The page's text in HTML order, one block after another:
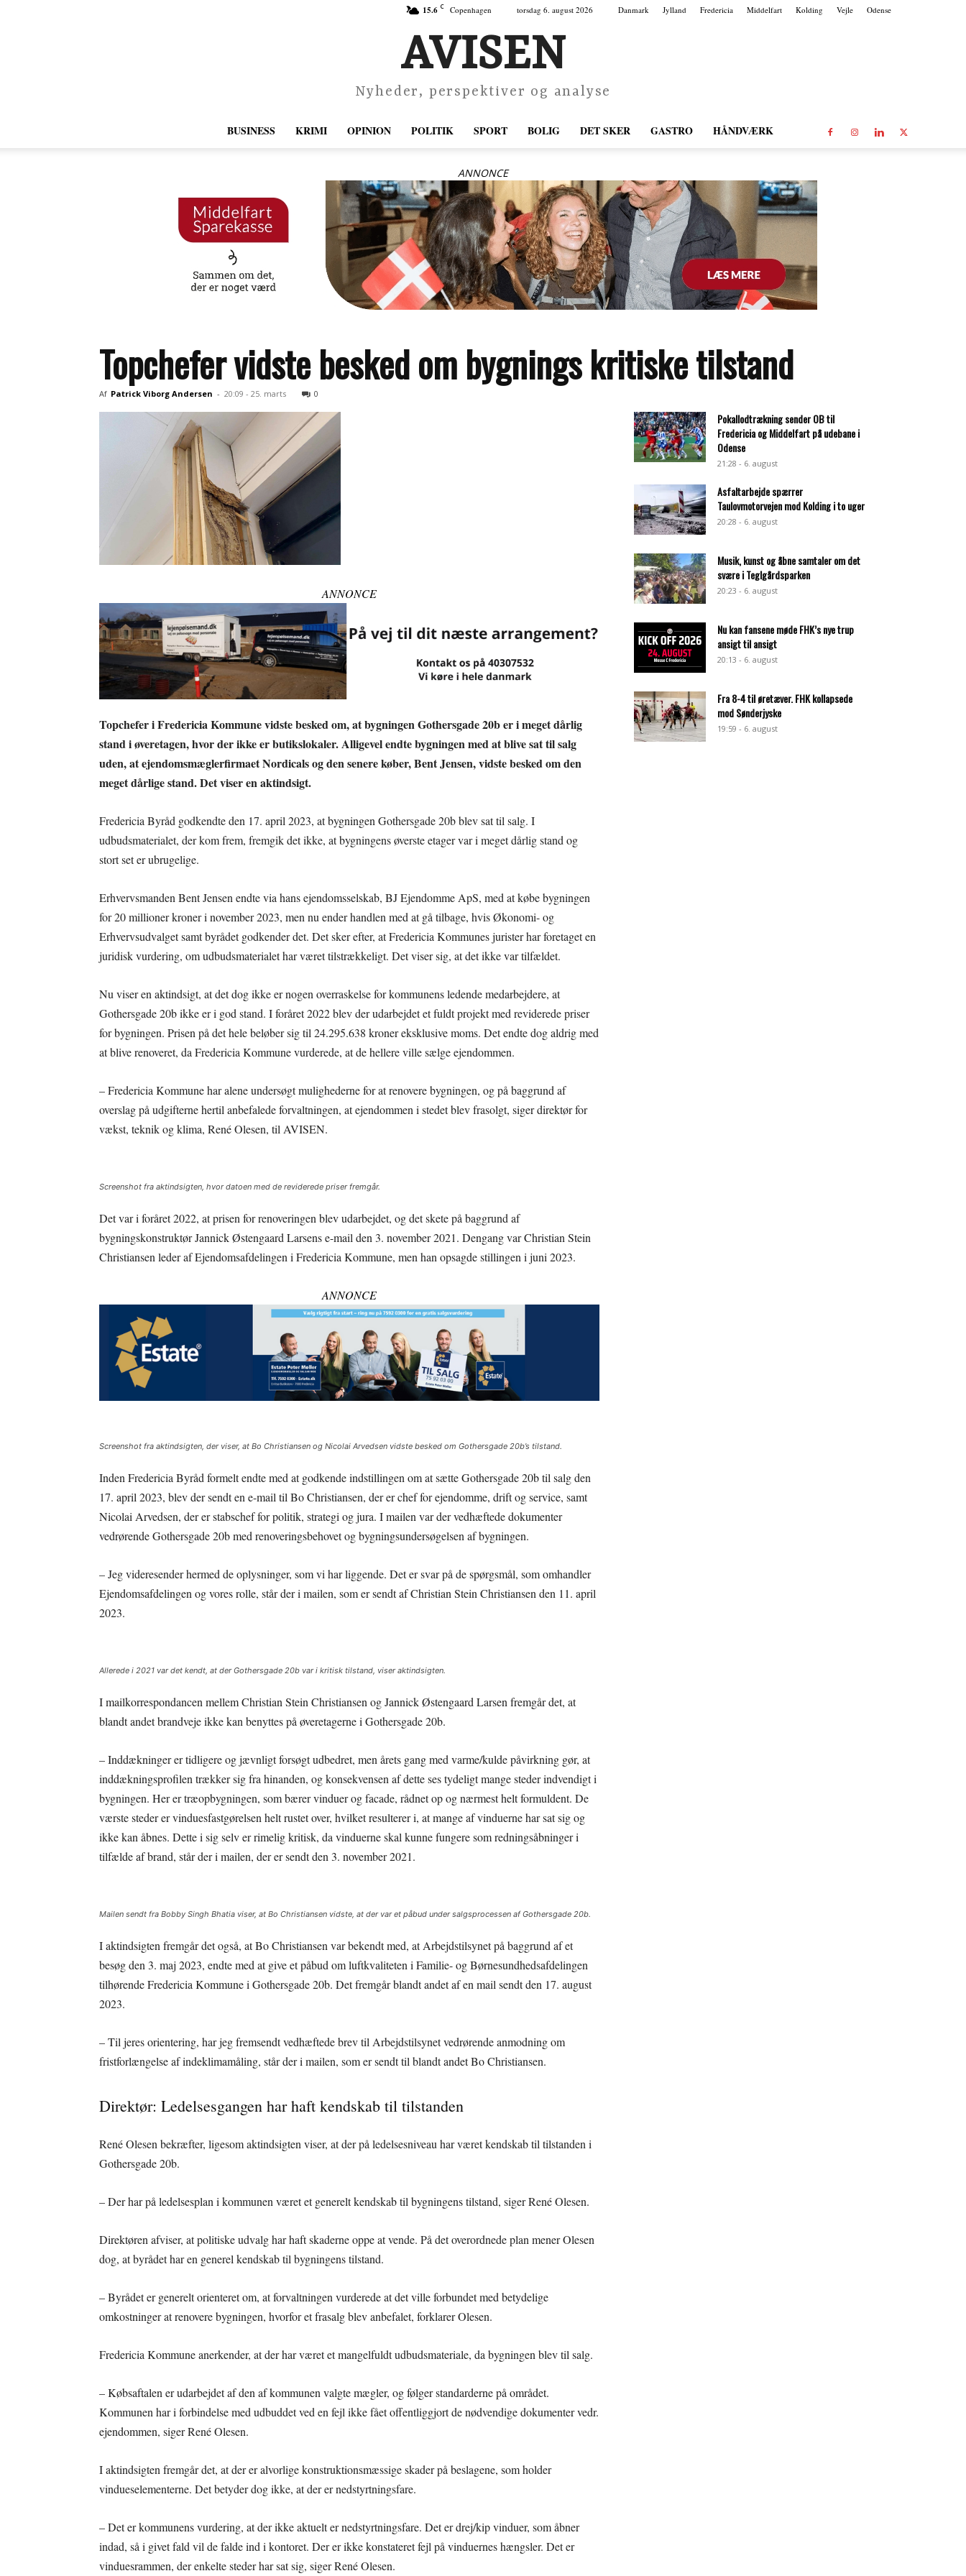
15.6 C Copenhagen torsdag 6. august 2026 Danmark Jylland Fredericia Middelfart Kolding Vejle Odense
AVISEN
Nyheder, perspektiver og analyse
BUSINESS KRIMI OPINION POLITIK SPORT BOLIG DET SKER GASTRO HÅNDVÆRK
ANNONCE
Topchefer vidste besked om bygnings kritiske tilstand
Af Patrick Viborg Andersen - 20:09 - 25. marts 0
ANNONCE
Topchefer i Fredericia Kommune vidste besked om, at bygningen Gothersgade 20b er i meget dårlig
stand i øveretagen, hvor der ikke er butikslokaler. Alligevel endte bygningen med at blive sat til salg
uden, at ejendomsmæglerfirmaet Nordicals og den senere køber, Bent Jensen, vidste besked om den
meget dårlige stand. Det viser en aktindsigt.
Fredericia Byråd godkendte den 17. april 2023, at bygningen Gothersgade 20b blev sat til salg. I
udbudsmaterialet, der kom frem, fremgik det ikke, at bygningens øverste etager var i meget dårlig stand og
stort set er ubrugelige.
Erhvervsmanden Bent Jensen endte via hans ejendomsselskab, BJ Ejendomme ApS, med at købe bygningen
for 20 millioner kroner i november 2023, men nu ender handlen med at gå tilbage, hvis Økonomi- og
Erhvervsudvalget samt byrådet godkender det. Det sker efter, at Fredericia Kommunes jurister har foretaget en
juridisk vurdering, om udbudsmaterialet har været tilstrækkeligt. Det viser sig, at det ikke var tilfældet.
Nu viser en aktindsigt, at det dog ikke er nogen overraskelse for kommunens ledende medarbejdere, at
Gothersgade 20b ikke er i god stand. I foråret 2022 blev der udarbejdet et fuldt projekt med reviderede priser
for bygningen. Prisen på det hele beløber sig til 24.295.638 kroner eksklusive moms. Det endte dog aldrig med
at blive renoveret, da Fredericia Kommune vurderede, at de hellere ville sælge ejendommen.
– Fredericia Kommune har alene undersøgt mulighederne for at renovere bygningen, og på baggrund af
overslag på udgifterne hertil anbefalede forvaltningen, at ejendommen i stedet blev frasolgt, siger direktør for
vækst, teknik og klima, René Olesen, til AVISEN.
Screenshot fra aktindsigten, hvor datoen med de reviderede priser fremgår.
Det var i foråret 2022, at prisen for renoveringen blev udarbejdet, og det skete på baggrund af
bygningskonstruktør Jannick Østengaard Larsens e-mail den 3. november 2021. Dengang var Christian Stein
Christiansen leder af Ejendomsafdelingen i Fredericia Kommune, men han opsagde stillingen i juni 2023.
ANNONCE
Screenshot fra aktindsigten, der viser, at Bo Christiansen og Nicolai Arvedsen vidste besked om Gothersgade 20b’s tilstand.
Inden Fredericia Byråd formelt endte med at godkende indstillingen om at sætte Gothersgade 20b til salg den
17. april 2023, blev der sendt en e-mail til Bo Christiansen, der er chef for ejendomme, drift og service, samt
Nicolai Arvedsen, der er stabschef for politik, strategi og jura. I mailen var der vedhæftede dokumenter
vedrørende Gothersgade 20b med renoveringsbehovet og bygningsundersøgelsen af bygningen.
– Jeg videresender hermed de oplysninger, som vi har liggende. Det er svar på de spørgsmål, som omhandler
Ejendomsafdelingen og vores rolle, står der i mailen, som er sendt af Christian Stein Christiansen den 11. april
2023.
Allerede i 2021 var det kendt, at der Gothersgade 20b var i kritisk tilstand, viser aktindsigten.
I mailkorrespondancen mellem Christian Stein Christiansen og Jannick Østengaard Larsen fremgår det, at
blandt andet brandveje ikke kan benyttes på øveretagerne i Gothersgade 20b.
– Inddækninger er tidligere og jævnligt forsøgt udbedret, men årets gang med varme/kulde påvirkning gør, at
inddækningsprofilen trækker sig fra hinanden, og konsekvensen af dette ses tydeligt mange steder indvendigt i
bygningen. Her er træopbygningen, som bærer vinduer og facade, rådnet op og nærmest helt formuldent. De
værste steder er vinduesfastgørelsen helt rustet over, hvilket resulterer i, at mange af vinduerne har sat sig og
ikke kan åbnes. Dette i sig selv er rimelig kritisk, da vinduerne skal kunne fungere som redningsåbninger i
tilfælde af brand, står der i mailen, der er sendt den 3. november 2021.
Mailen sendt fra Bobby Singh Bhatia viser, at Bo Christiansen vidste, at der var et påbud under salgsprocessen af Gothersgade 20b.
I aktindsigten fremgår det også, at Bo Christiansen var bekendt med, at Arbejdstilsynet på baggrund af et
besøg den 3. maj 2023, endte med at give et påbud om luftkvaliteten i Familie- og Børnesundhedsafdelingen
tilhørende Fredericia Kommune i Gothersgade 20b. Det fremgår blandt andet af en mail sendt den 17. august
2023.
– Til jeres orientering, har jeg fremsendt vedhæftede brev til Arbejdstilsynet vedrørende anmodning om
fristforlængelse af indeklimamåling, står der i mailen, som er sendt til blandt andet Bo Christiansen.
Direktør: Ledelsesgangen har haft kendskab til tilstanden
René Olesen bekræfter, ligesom aktindsigten viser, at der på ledelsesniveau har været kendskab til tilstanden i
Gothersgade 20b.
– Der har på ledelsesplan i kommunen været et generelt kendskab til bygningens tilstand, siger René Olesen.
Direktøren afviser, at politiske udvalg har haft skaderne oppe at vende. På det overordnede plan mener Olesen
dog, at byrådet har en generel kendskab til bygningens tilstand.
– Byrådet er generelt orienteret om, at forvaltningen vurderede at det ville forbundet med betydelige
omkostninger at renovere bygningen, hvorfor et frasalg blev anbefalet, forklarer Olesen.
Fredericia Kommune anerkender, at der har været et mangelfuldt udbudsmateriale, da bygningen blev til salg.
– Købsaftalen er udarbejdet af den af kommunen valgte mægler, og følger standarderne på området.
Kommunen har i forbindelse med udbuddet ved en fejl ikke fået offentliggjort de nødvendige dokumenter vedr.
ejendommen, siger René Olesen.
I aktindsigten fremgår det, at der er alvorlige konstruktionsmæssige skader på beslagene, som holder
vindueselementerne. Det betyder dog ikke, at der er nedstyrtningsfare.
– Det er kommunens vurdering, at der ikke aktuelt er nedstyrtningsfare. Det er drej/kip vinduer, som åbner
indad, så i givet fald vil de falde ind i kontoret. Der er ikke konstateret fejl på vinduernes hængsler. Det er
vinduesrammen, der enkelte steder har sat sig, siger René Olesen.
Pokallodtrækning sender OB til
Fredericia og Middelfart på udebane i
Odense
21:28 - 6. august
Asfaltarbejde spærrer
Taulovmotorvejen mod Kolding i to uger
20:28 - 6. august
Musik, kunst og åbne samtaler om det
svære i Teglgårdsparken
20:23 - 6. august
Nu kan fansene møde FHK’s nye trup
ansigt til ansigt
20:13 - 6. august
Fra 8-4 til øretæver. FHK kollapsede
mod Sønderjyske
19:59 - 6. august